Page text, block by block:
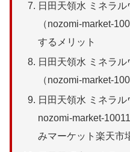
日田天領水 ミネラル
（nozomi-market-
するメリット
日田天領水 ミネラル
（nozomi-market-
日田天領水 ミネラル
nozomi-market-
みマーケット楽天市